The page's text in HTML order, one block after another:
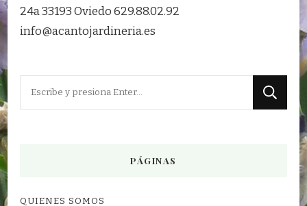
24a 33193 Oviedo 629.88.02.92
info@acantojardineria.es
PÁGINAS
QUIENES SOMOS